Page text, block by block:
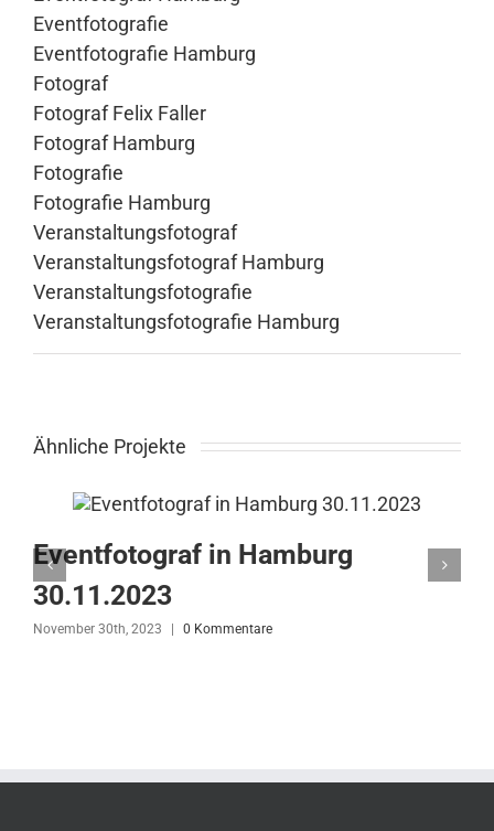
Eventfotografie
Eventfotografie Hamburg
Fotograf
Fotograf Felix Faller
Fotograf Hamburg
Fotografie
Fotografie Hamburg
Veranstaltungsfotograf
Veranstaltungsfotograf Hamburg
Veranstaltungsfotografie
Veranstaltungsfotografie Hamburg
Ähnliche Projekte
Eventfotograf in Hamburg
30.11.2023
November 30th, 2023 0 Kommentare